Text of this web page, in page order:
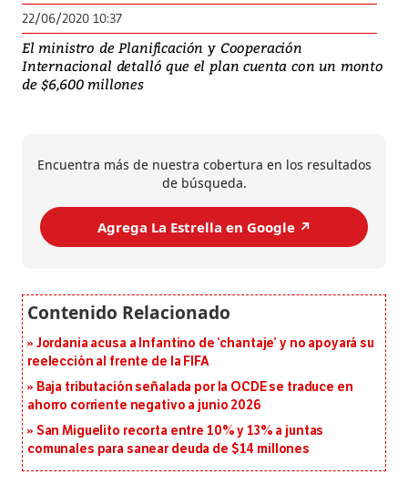
22/06/2020 10:37
El ministro de Planificación y Cooperación
Internacional detalló que el plan cuenta con un monto
de $6,600 millones
Encuentra más de nuestra cobertura en los resultados
de búsqueda.
Agrega La Estrella en Google ↗️
Jordania acusa a Infantino de ‘chantaje’ y no apoyará su
reelección al frente de la FIFA
Baja tributación señalada por la OCDE se traduce en
ahorro corriente negativo a junio 2026
San Miguelito recorta entre 10% y 13% a juntas
comunales para sanear deuda de $14 millones